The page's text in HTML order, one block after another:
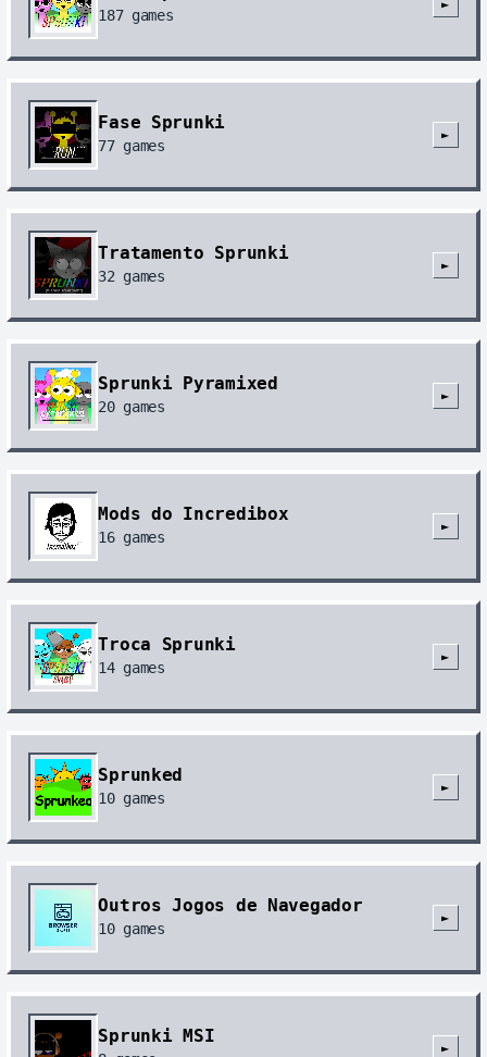
187games
►
Fase Sprunki
77games
►
Tratamento Sprunki
32 games
►
Sprunki Pyramixed
20games
►
Mods do Incredibox
16games
►
Troca Sprunki
14games
►
Sprunked
10games
►
Outros Jogos de Navegador
10games
►
Sprunki MSI
►